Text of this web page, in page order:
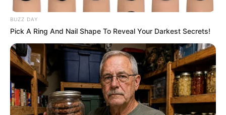
BUZZ DAY
Pick A Ring And Nail Shape To Reveal Your Darkest Secrets!